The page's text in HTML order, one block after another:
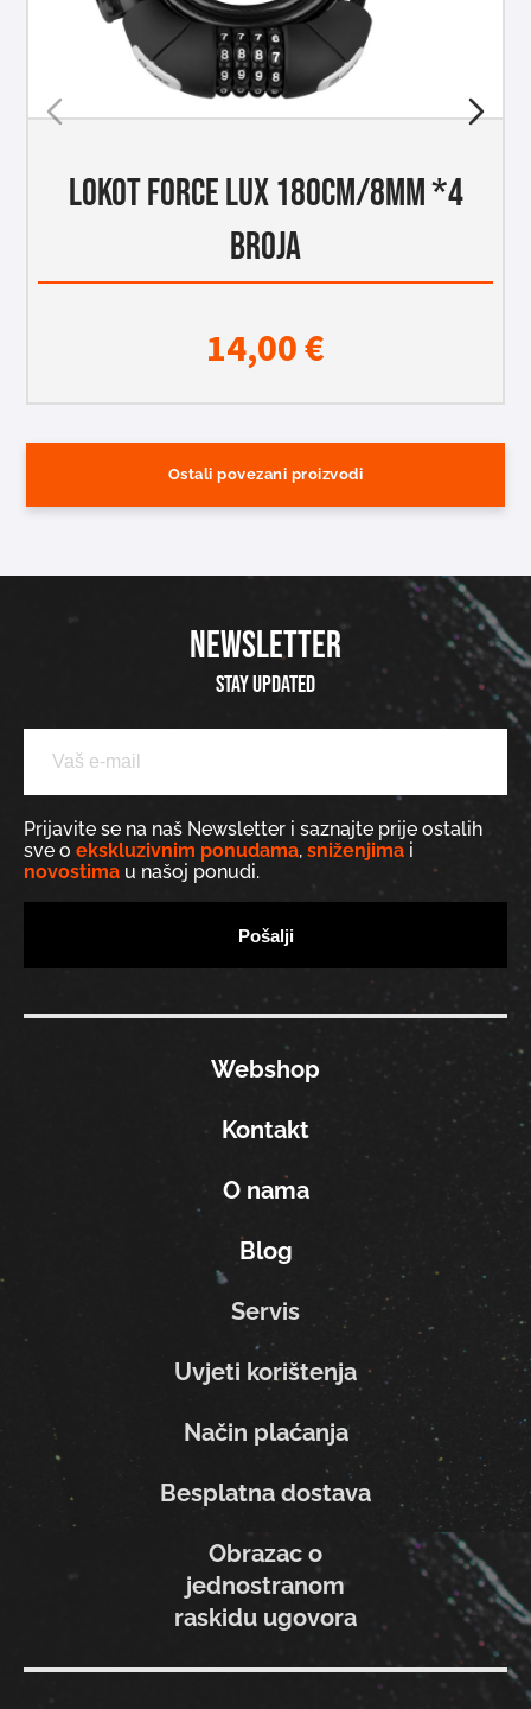
LOKOT FORCE LUX 180CM/8MM *4
BROJA
14,00€
Ostali povezani proizvodi
NEWSLETTER
Stay updated
Prijavite se na naš Newsletter i saznajte prije ostalih
sve o ekskluzivnim ponudama, sniženjima i
novostima u našoj ponudi.
Webshop
Kontakt
O nama
Blog
Servis
Uvjeti korištenja
Način plaćanja
Besplatna dostava
Obrazac o
jednostranom
raskidu ugovora